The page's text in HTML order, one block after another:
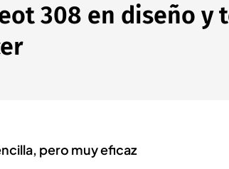
308 en diseño
pero muy eficaz